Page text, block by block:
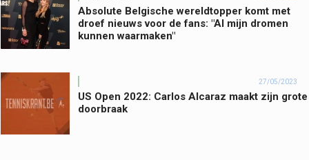
Absolute Belgische wereldtopper komt met
droef nieuws voor de fans: "Al mijn dromen
kunnen waarmaken"
27/05/2023
US Open 2022: Carlos Alcaraz maakt zijn grote
doorbraak